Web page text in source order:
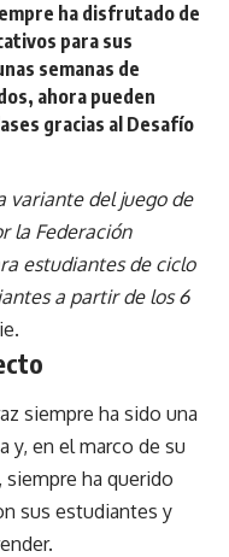
ha disfrutado de
para sus
semanas de
ahora pueden
gracias al Desafío
variante del juego de
la Federación
estudiantes de ciclo
a partir de los 6
siempre ha sido una
y, en el marco de su
ha querido
sus estudiantes y